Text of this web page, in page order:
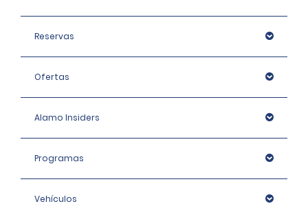
Reservas
Ofertas
Alamo Insiders
Programas
Vehículos